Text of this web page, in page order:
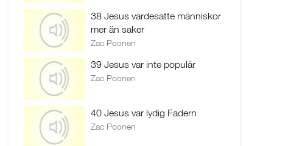
38 Jesus värdesatte människor
mer än saker
Zac Poonen
39 Jesus var inte populär
Zac Poonen
40 Jesus var lydig Fadern
Zac Poonen